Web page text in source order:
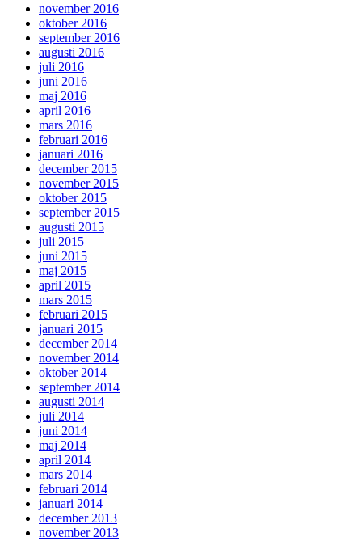
november 2016
oktober 2016
september 2016
augusti 2016
juli 2016
juni 2016
maj 2016
april 2016
mars 2016
februari 2016
januari 2016
december 2015
november 2015
oktober 2015
september 2015
augusti 2015
juli 2015
juni 2015
maj 2015
april 2015
mars 2015
februari 2015
januari 2015
december 2014
november 2014
oktober 2014
september 2014
augusti 2014
juli 2014
juni 2014
maj 2014
april 2014
mars 2014
februari 2014
januari 2014
december 2013
november 2013